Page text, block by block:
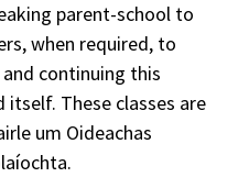
parent-school to
when required, to
continuing this
These classes are
um Oideachas